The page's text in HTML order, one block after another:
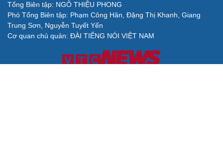
Tổng Biên tập: NGÔ THIỆU PHONG
Phó Tổng Biên tập: Phạm Công Hân, Đặng Thị Khanh, Giang
Trung Sơn, Nguyễn Tuyết Yến
Cơ quan chủ quản: ĐÀI TIẾNG NÓI VIỆT NAM